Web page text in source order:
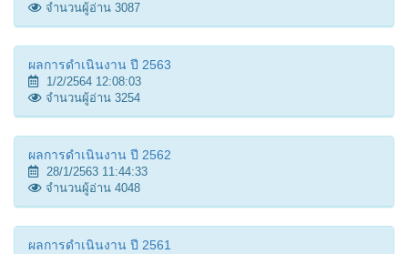
จำนวนผู้อ่าน 3087
ผลการดำเนินงาน ปี 2563
1/2/2564 12:08:03
จำนวนผู้อ่าน 3254
ผลการดำเนินงาน ปี 2562
28/1/2563 11:44:33
จำนวนผู้อ่าน 4048
ผลการดำเนินงาน ปี 2561